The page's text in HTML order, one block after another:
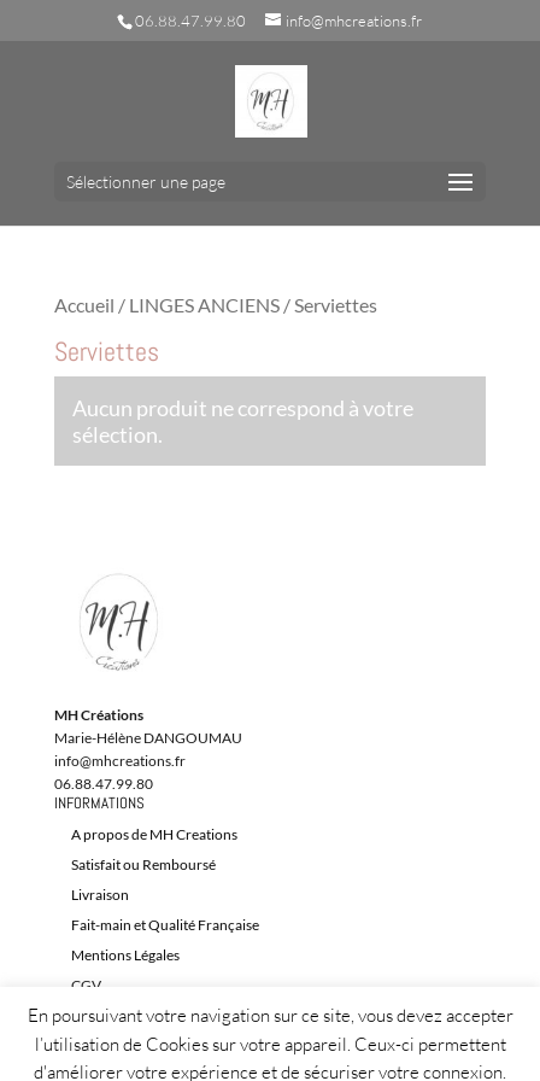
06.88.47.99.80 info@mhcreations.fr
Sélectionner une page
Accueil / LINGES ANCIENS/ Serviettes
Serviettes
Aucun produit ne correspond à votre
sélection.
MH Créations
Marie-Hélène DANGOUMAU
info@mhcreations.fr
06.88.47.99.80
INFORMATIONS
A propos de MH Creations
Satisfait ou Remboursé
Livraison
Fait-main et Qualité Française
Mentions Légales
CGV
Contact
En poursuivant votre navigation sur ce site, vous devez accepter
l’utilisation de Cookies sur votre appareil. Ceux-ci permettent
d'améliorer votre expérience et de sécuriser votre connexion.